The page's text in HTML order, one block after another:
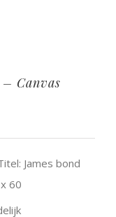
– Canvas
James bond
60